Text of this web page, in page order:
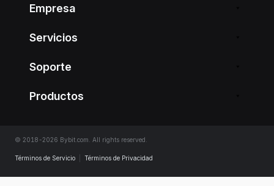
Empresa
Servicios
Soporte
Productos
© 2018-2026 Bybit.com. All rights reserved.
Términos de Servicio Términos de Privacidad